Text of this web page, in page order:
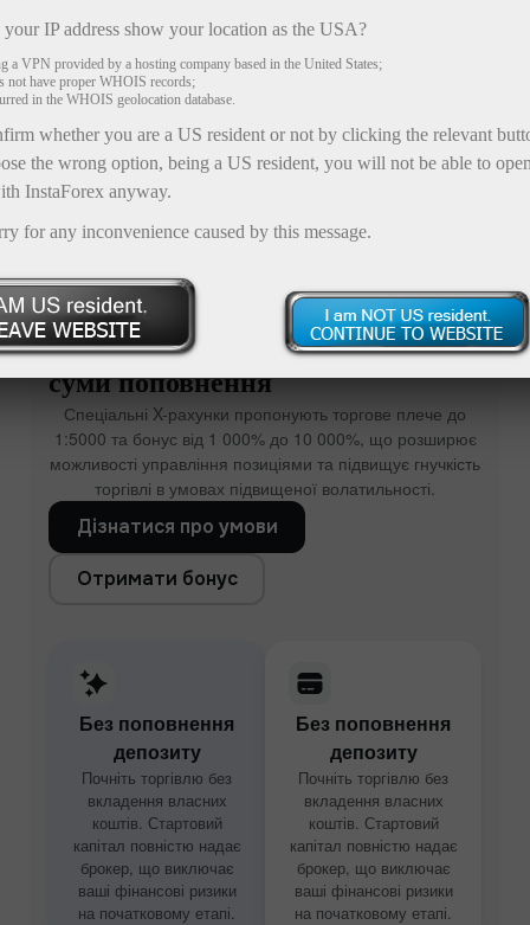
Бонус на депозит до x1000 до
суми поповнення
Спеціальні X-рахунки пропонують торгове плече до
1:5000 та бонус від 1 000% до 10 000%, що розширює
можливості управління позиціями та підвищує гнучкість
торгівлі в умовах підвищеної волатильності.
Дізнатися про умови
Отримати бонус
Без поповнення
депозиту
Почніть торгівлю без
вкладення власних
коштів. Стартовий
капітал повністю надає
брокер, що виключає
ваші фінансові ризики
на початковому етапі.
Без поповнення
депозиту
Почніть торгівлю без
вкладення власних
коштів. Стартовий
капітал повністю надає
брокер, що виключає
ваші фінансові ризики
на початковому етапі.
IP address show your location as the USA?
a VPN provided by a hosting company based in the United States;
not have proper WHOIS records;
in the WHOIS geolocation database.
whether you are a US resident or not by clicking the relevant
the wrong option, being a US resident, you will not be able to
InstaForex anyway.
for any inconvenience caused by this message.